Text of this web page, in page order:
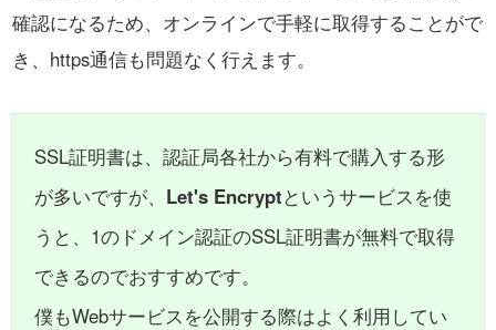
確認になるため、 オンラインで手軽に取得することがで
き、https通信も問題なく行えます。
SSL証明書は、認証局各社から有料で購入する形
が多いですが、 Let's Encryptというサービスを使
うと、1のドメイン認証のSSL証明書が無料で取得
できるのでおすすめです。
僕もWebサービスを公開する際はよく利用してい